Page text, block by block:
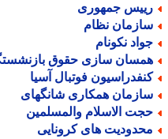
جمهوری
نظام
نکونام
سازی حقوق بازنشستگان
فوتبال آسیا
همکاری شانگهای
الاسلام والمسلمین
های کرونایی